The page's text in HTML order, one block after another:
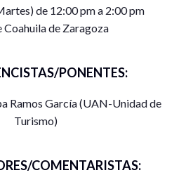
de 12:00 pm a 2:00 pm
Coahuila de Zaragoza
PONENTES:
Ramos García (UAN-Unidad de
Turismo)
COMENTARISTAS: